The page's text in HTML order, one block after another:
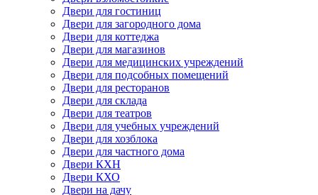
Двери для гостиниц
Двери для загородного дома
Двери для коттеджа
Двери для магазинов
Двери для медицинских учреждений
Двери для подсобных помещений
Двери для ресторанов
Двери для склада
Двери для театров
Двери для учебных учреждений
Двери для хозблока
Двери для частного дома
Двери КХН
Двери КХО
Двери на дачу